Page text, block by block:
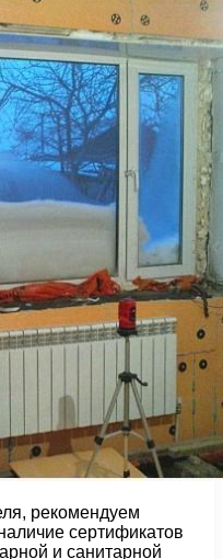
рекомендуем
сертификатов
и санитарной